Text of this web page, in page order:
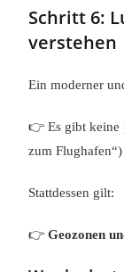
Schritt 6:
verstehen
Ein moderner
👉 Es gibt keine
zum Flughafen“)
Stattdessen gilt:
👉Geozonen